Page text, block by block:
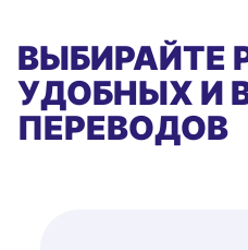
ВЫБИРАЙТЕ
УДОБНЫХ И
ПЕРЕВОДОВ